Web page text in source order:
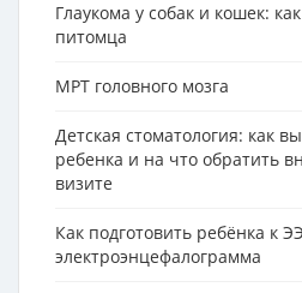
Глаукома у собак и кошек:
питомца
МРТ головного мозга
Детская стоматология: как
ребенка и на что обратить
визите
Как подготовить ребёнка к
электроэнцефалограмма